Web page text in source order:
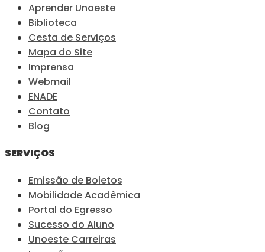
Aprender Unoeste
Biblioteca
Cesta de Serviços
Mapa do Site
Imprensa
Webmail
ENADE
Contato
Blog
SERVIÇOS
Emissão de Boletos
Mobilidade Acadêmica
Portal do Egresso
Sucesso do Aluno
Unoeste Carreiras